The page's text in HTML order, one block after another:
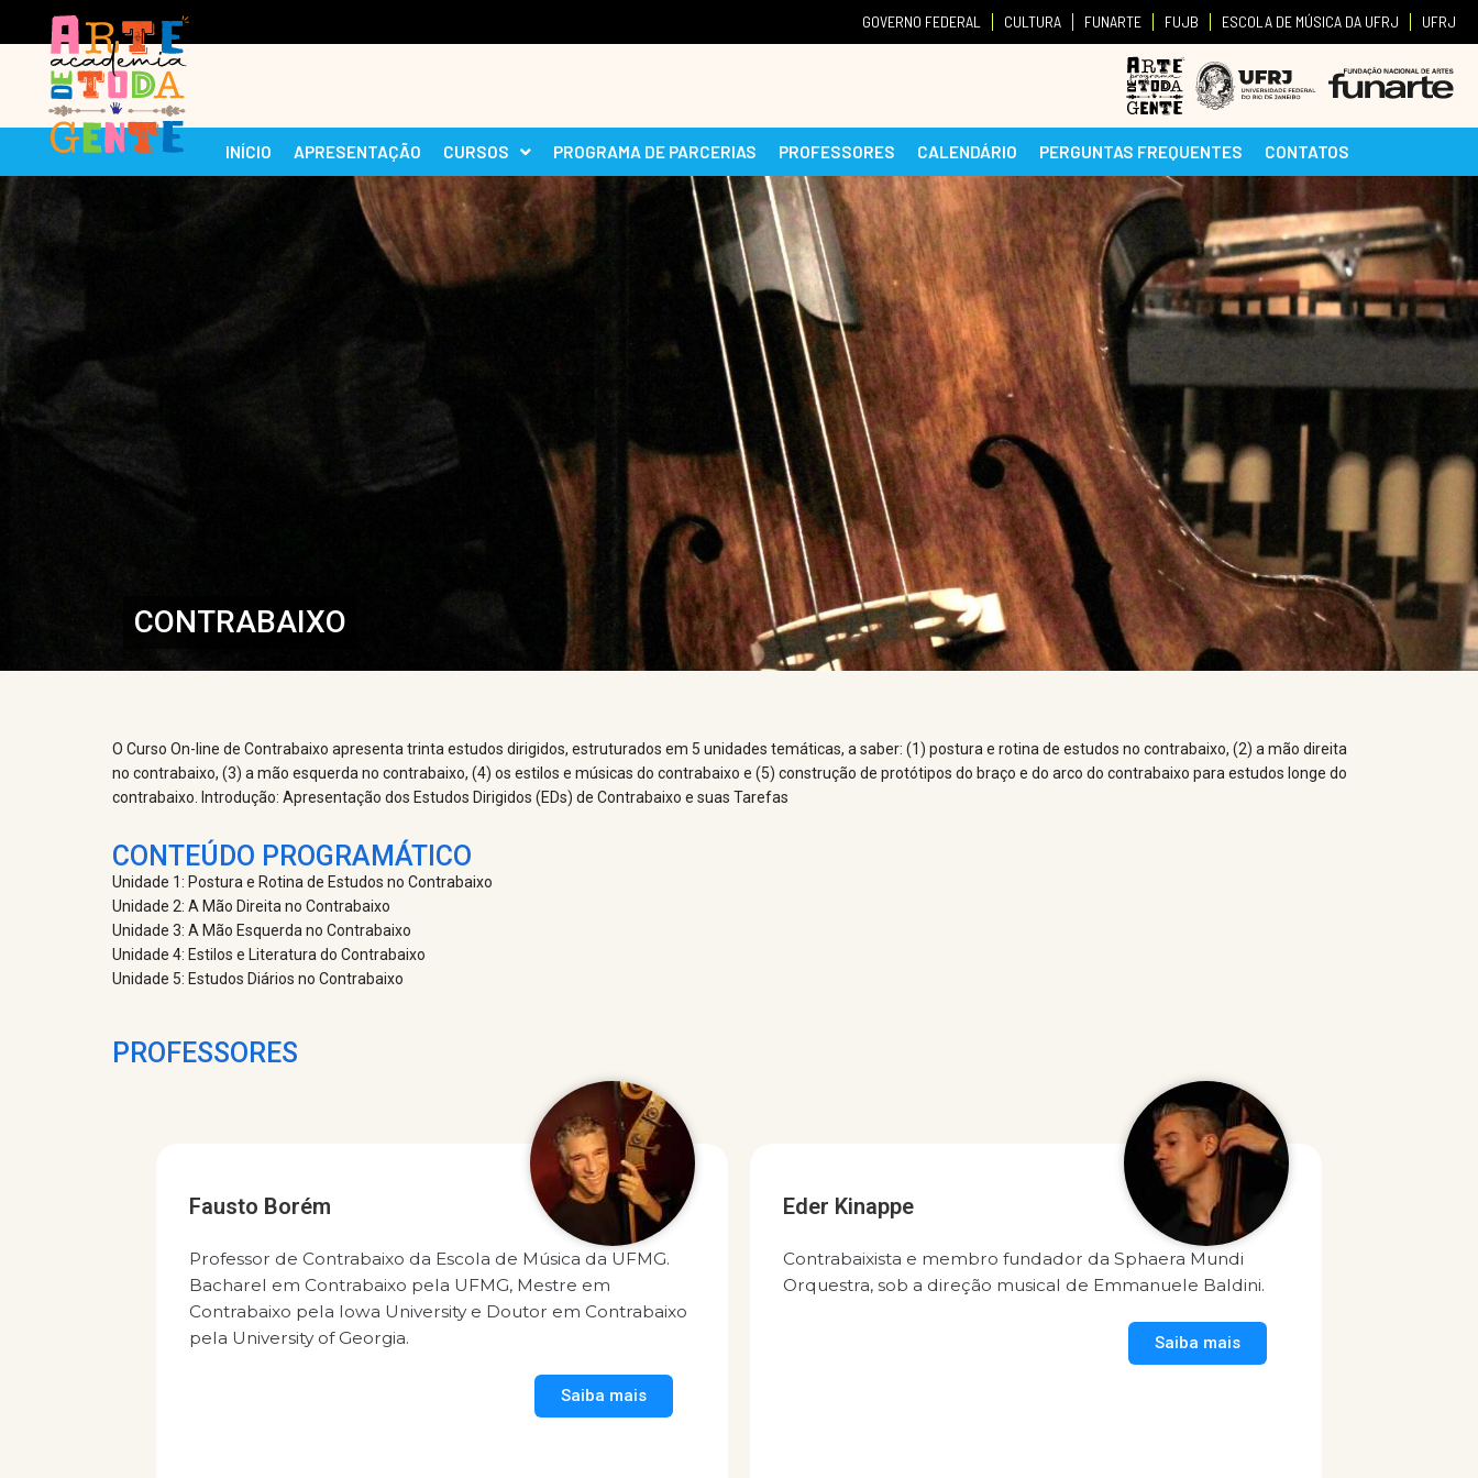
GOVERNO FEDERAL CULTURA FUNARTE FUJB ESCOLA DE MÚSICA DA UFRJ UFRJ
INÍCIO APRESENTAÇÃO CURSOS PROGRAMA DE PARCERIAS PROFESSORES CALENDÁRIO PERGUNTAS FREQUENTES CONTATOS
CONTRABAIXO
O Curso On-line de Contrabaixo apresenta trinta estudos dirigidos, estruturados em 5 unidades temáticas, a saber: (1) postura e rotina de estudos no contrabaixo, (2) a mão direita
no contrabaixo, (3) a mão esquerda no contrabaixo, (4) os estilos e músicas do contrabaixo e (5) construção de protótipos do braço e do arco do contrabaixo para estudos longe do
contrabaixo. Introdução: Apresentação dos Estudos Dirigidos (EDs) de Contrabaixo e suas Tarefas
CONTEÚDO PROGRAMÁTICO
Unidade 1: Postura e Rotina de Estudos no Contrabaixo
Unidade 2: A Mão Direita no Contrabaixo
Unidade 3: A Mão Esquerda no Contrabaixo
Unidade 4: Estilos e Literatura do Contrabaixo
Unidade 5: Estudos Diários no Contrabaixo
PROFESSORES
Fausto Borém
Professor de Contrabaixo da Escola de Música da UFMG.
Bacharel em Contrabaixo pela UFMG, Mestre em
Contrabaixo pela Iowa University e Doutor em Contrabaixo
pela University of Georgia.
Saiba mais
Eder Kinappe
Contrabaixista e membro fundador da Sphaera Mundi
Orquestra, sob a direção musical de Emmanuele Baldini.
Saiba mais